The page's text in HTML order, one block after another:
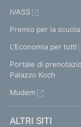
IVASS
Premio per la
L'Economia per tutti
Portale di
Palazzo Koch
Mudem
ALTRI SITI